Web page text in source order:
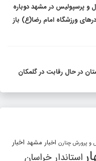
و پرسپولیس در مشهد دوباره
ورزشگاه امام رضا(ع) باز
و پرورش چنارن اخبار مشهد اخبار
استاندار خراسان